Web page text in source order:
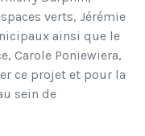
verts, Jérémie
ainsi que le
Carole Poniewiera,
ce projet et pour la
sein de